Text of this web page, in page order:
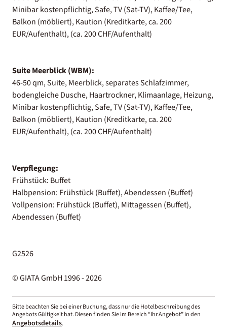
Minibar kostenpflichtig, Safe, TV (Sat-TV), Kaffee/Tee,
Balkon (möbliert), Kaution (Kreditkarte, ca. 200
EUR/Aufenthalt), (ca. 200 CHF/Aufenthalt)
Suite Meerblick (WBM):
46-50 qm, Suite, Meerblick, separates Schlafzimmer,
bodengleiche Dusche, Haartrockner, Klimaanlage, Heizung,
Minibar kostenpflichtig, Safe, TV (Sat-TV), Kaffee/Tee,
Balkon (möbliert), Kaution (Kreditkarte, ca. 200
EUR/Aufenthalt), (ca. 200 CHF/Aufenthalt)
Verpflegung:
Frühstück: Buffet
Halbpension: Frühstück (Buffet), Abendessen (Buffet)
Vollpension: Frühstück (Buffet), Mittagessen (Buffet),
Abendessen (Buffet)
G2526
© GIATA GmbH 1996 - 2026
Bitte beachten Sie bei einer Buchung, dass nur die Hotelbeschreibung des
Angebots Gültigkeit hat. Diesen finden Sie im Bereich “Ihr Angebot” in den
Angebotsdetails.